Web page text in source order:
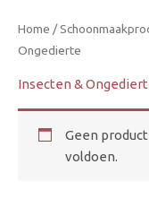
Home /
Ongedierte
Insecten &
Geen
voldoen.